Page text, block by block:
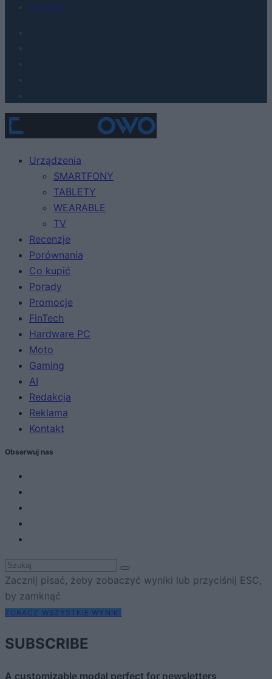
Kontakt
Urządzenia
SMARTFONY
TABLETY
WEARABLE
TV
Recenzje
Porównania
Co kupić
Porady
Promocje
FinTech
Hardware PC
Moto
Gaming
AI
Redakcja
Reklama
Kontakt
Obserwuj nas
Zacznij pisać, żeby zobaczyć wyniki lub przyciśnij ESC,
by zamknąć
ZOBACZ WSZYSTKIE WYNIKI
SUBSCRIBE
A customizable modal perfect for newsletters